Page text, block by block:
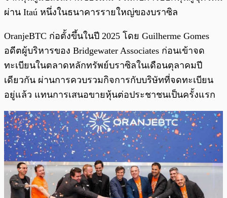
ผ่าน Itaú หนึ่งในธนาคารรายใหญ่ของบราซิล
OranjeBTC ก่อตั้งขึ้นในปี 2025 โดย Guilherme Gomes
อดีตผู้บริหารของ Bridgewater Associates ก่อนเข้าจด
ทะเบียนในตลาดหลักทรัพย์บราซิลในเดือนตุลาคมปี
เดียวกัน ผ่านการควบรวมกิจการกับบริษัทที่จดทะเบียน
อยู่แล้ว แทนการเสนอขายหุ้นต่อประชาชนเป็นครั้งแรก